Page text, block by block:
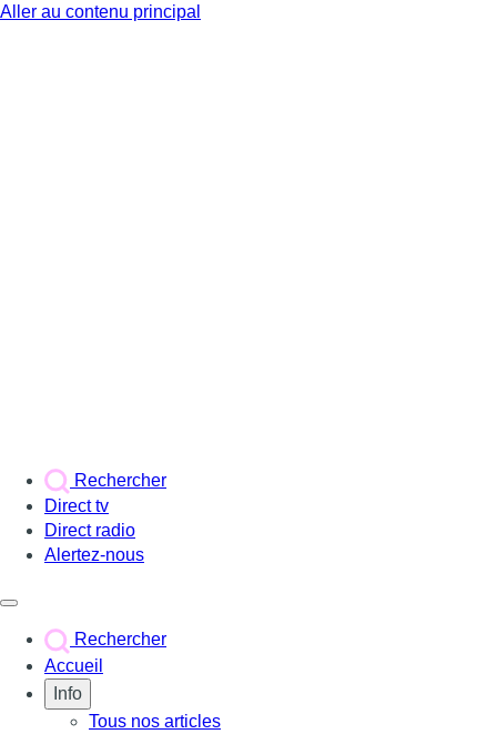
Aller au contenu principal
Rechercher
Direct tv
Direct radio
Alertez-nous
Rechercher
Accueil
Info
Tous nos articles